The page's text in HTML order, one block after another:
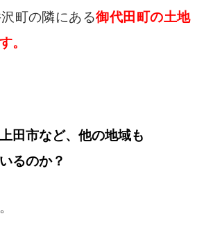
町の隣にある御代田町の土地
。
田市など、他の地域も
るのか？